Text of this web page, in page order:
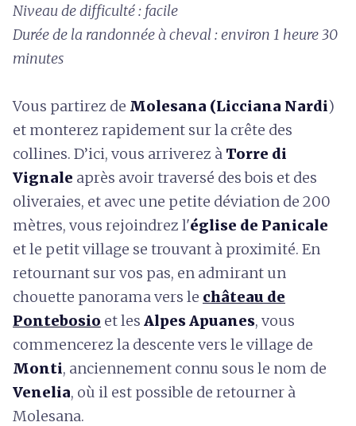
Niveau de difficulté : facile
Durée de la randonnée à cheval : environ 1 heure 30
minutes
Vous partirez de Molesana (Licciana Nardi)
et monterez rapidement sur la crête des
collines. D’ici, vous arriverez à Torre di
Vignale après avoir traversé des bois et des
oliveraies, et avec une petite déviation de 200
mètres, vous rejoindrez l'église de Panicale
et le petit village se trouvant à proximité. En
retournant sur vos pas, en admirant un
chouette panorama vers le château de
Pontebosio et les Alpes Apuanes, vous
commencerez la descente vers le village de
Monti, anciennement connu sous le nom de
Venelia, où il est possible de retourner à
Molesana.